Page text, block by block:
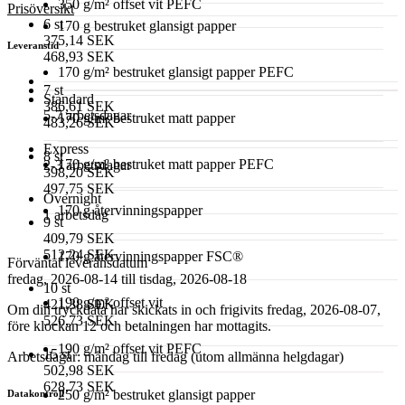
350 g/m² offset vit PEFC
170 g bestruket glansigt papper
170 g/m² bestruket glansigt papper PEFC
170 g/m² bestruket matt papper
170 g/m² bestruket matt papper PEFC
170 g återvinningspapper
170 g återvinningspapper FSC®
190 g/m² offset vit
190 g/m² offset vit PEFC
250 g/m² bestruket glansigt papper
6 st
375,14 SEK
468,93 SEK
7 st
386,61 SEK
483,26 SEK
8 st
398,20 SEK
497,75 SEK
9 st
409,79 SEK
512,24 SEK
10 st
421,38 SEK
526,73 SEK
15 st
502,98 SEK
628,73 SEK
Prisöversikt
Leveranstid
Standard
5-7 arbetsdagar
Express
2-3 arbetsdagar
Overnight
1 arbetsdag
Förväntat leveransdatum
fredag, 2026-08-14 till tisdag, 2026-08-18
Om din tryckdata har skickats in och frigivits fredag, 2026-08-07,
före klockan 12 och betalningen har mottagits.
Arbetsdagar: måndag till fredag (utom allmänna helgdagar)
Datakontroll